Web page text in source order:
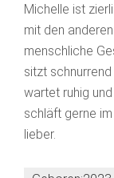
Michelle ist
mit den
menschliche
sitzt
wartet ruhig
schläft gerne
lieber.